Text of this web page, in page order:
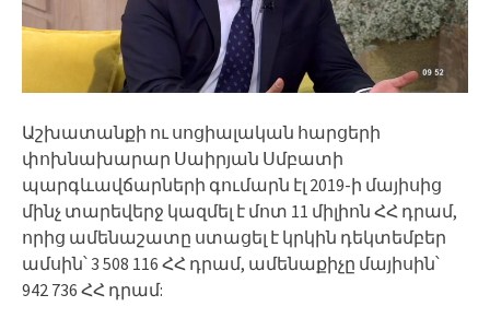
Աշխատանքի ու սոցիալական հարցերի
փոխնախարար Սաիրյան Սմբատի
պարգևավճարների գումարն էլ 2019-ի մայիսից
մինչ տարեվերջ կազմել է մոտ 11 միլիոն ՀՀ դրամ,
որից ամենաշատը ստացել է կրկին դեկտեմբեր
ամսին՝ 3 508 116 ՀՀ դրամ, ամենաքիչը մայիսին՝
942 736 ՀՀ դրամ: